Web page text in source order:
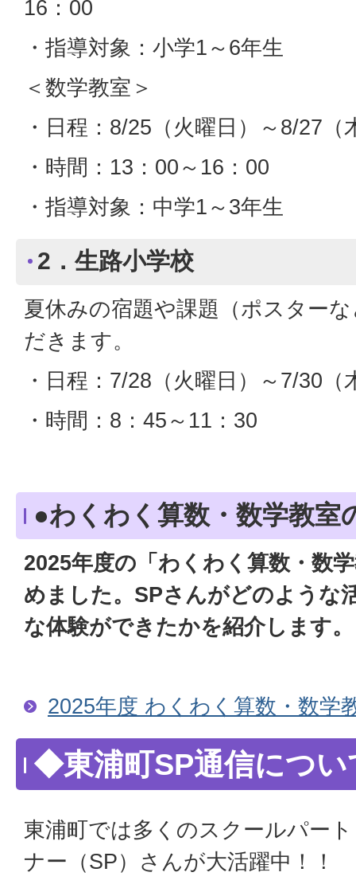
16：00
・指導対象：小学1～6年生
＜数学教室＞
・日程：8/25（火曜日）～8/27（
・時間：13：00～16：00
・指導対象：中学1～3年生
2．生路小学校
夏休みの宿題や課題（ポスター
だきます。
・日程：7/28（火曜日）～7/30（
・時間：8：45～11：30
●わくわく算数・数学教室
2025年度の「わくわく算数・数
めました。SPさんがどのような
な体験ができたかを紹介します。
2025年度 わくわく算数・数学
◆東浦町SP通信につ
東浦町では多くのスクールパート
ナー（SP）さんが大活躍中！！